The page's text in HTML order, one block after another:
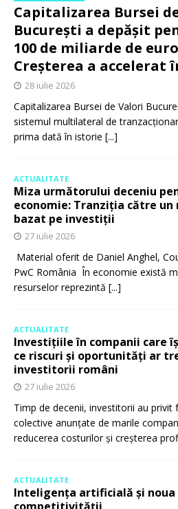
Capitalizarea Bursei
București a depășit
100 de miliarde de
Creșterea a accelerat
28 iulie 2026
Capitalizarea Bursei de Valori
sistemul multilateral de
prima dată în istorie [...]
ACTUALITATE
Miza următorului deceniu
economie: Tranziția către
bazat pe investiții
27 iulie 2026
Material oferit de Daniel Anghel,
PwC România În economie există
resurselor reprezintă [...]
ACTUALITATE
Investițiile în companii care
ce riscuri și oportunități ar
investitorii români
27 iulie 2026
Timp de decenii, investitorii au privit
colective anunțate de marile
reducerea costurilor și creșterea
ACTUALITATE
Inteligența artificială și noua